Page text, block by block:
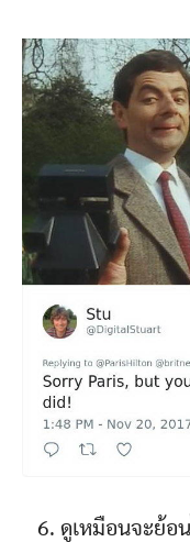
6. ดูเหมือนจะย้อ